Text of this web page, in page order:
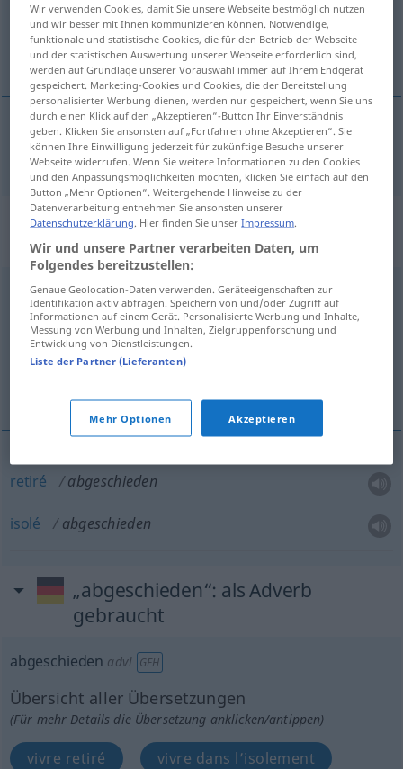
Übersicht aller Übersetzungen
(Für mehr Details die Übersetzung anklicken/antippen)
abgeschieden GEH→ siehe „abscheiden“
„abgeschieden“: als Adjektiv
gebraucht
abgeschiedenadjt GEH
Übersicht aller Übersetzungen
(Für mehr Details die Übersetzung anklicken/antippen)
retiré abgeschieden
isolé abgeschieden
„abgeschieden“: als Adverb
gebraucht
abgeschieden advl GEH
Übersicht aller Übersetzungen
(Für mehr Details die Übersetzung anklicken/antippen)
vivre retiré vivre dans l’isolement
Wir verwenden Cookies, damit Sie unsere Webseite bestmöglich nutzen
und wir besser mit Ihnen kommunizieren können. Notwendige,
funktionale und statistische Cookies, die für den Betrieb der Webseite
und der statistischen Auswertung unserer Webseite erforderlich sind,
werden auf Grundlage unserer Vorauswahl immer auf Ihrem Endgerät
gespeichert. Marketing-Cookies und Cookies, die der Bereitstellung
personalisierter Werbung dienen, werden nur gespeichert, wenn Sie uns
durch einen Klick auf den „Akzeptieren“-Button Ihr Einverständnis
geben. Klicken Sie ansonsten auf „Fortfahren ohne Akzeptieren“. Sie
können Ihre Einwilligung jederzeit für zukünftige Besuche unserer
Webseite widerrufen. Wenn Sie weitere Informationen zu den Cookies
und den Anpassungsmöglichkeiten möchten, klicken Sie einfach auf den
Button „Mehr Optionen“. Weitergehende Hinweise zu der
Datenverarbeitung entnehmen Sie ansonsten unserer
Datenschutzerklärung. Hier finden Sie unserImpressum.
Wir und unsere Partner verarbeiten Daten, um
Folgendes bereitzustellen:
Genaue Geolocation-Daten verwenden. Geräteeigenschaften zur
Identifikation aktiv abfragen. Speichern von und/oder Zugriff auf
Informationen auf einem Gerät. Personalisierte Werbung und Inhalte,
Messung von Werbung und Inhalten, Zielgruppenforschung und
Entwicklung von Dienstleistungen.
Liste der Partner (Lieferanten)
Mehr Optionen Akzeptieren